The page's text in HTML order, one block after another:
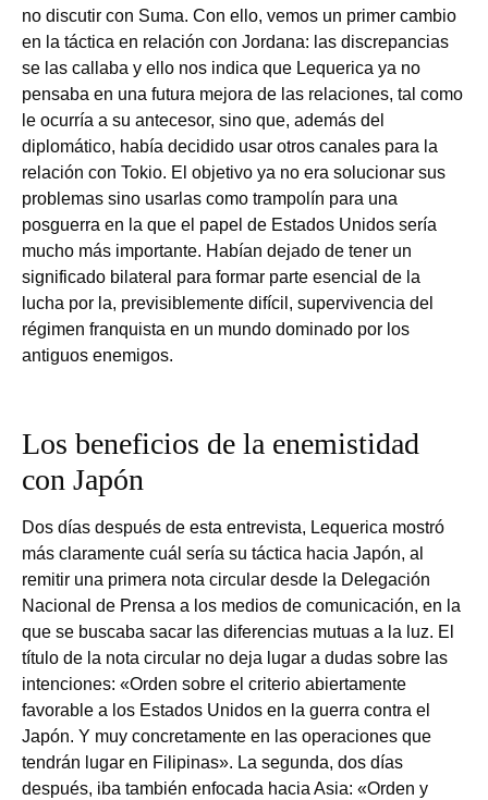
no discutir con Suma. Con ello, vemos un primer cambio
en la táctica en relación con Jordana: las discrepancias
se las callaba y ello nos indica que Lequerica ya no
pensaba en una futura mejora de las relaciones, tal como
le ocurría a su antecesor, sino que, además del
diplomático, había decidido usar otros canales para la
relación con Tokio. El objetivo ya no era solucionar sus
problemas sino usarlas como trampolín para una
posguerra en la que el papel de Estados Unidos sería
mucho más importante. Habían dejado de tener un
significado bilateral para formar parte esencial de la
lucha por la, previsiblemente difícil, supervivencia del
régimen franquista en un mundo dominado por los
antiguos enemigos.
Los beneficios de la enemistidad
con Japón
Dos días después de esta entrevista, Lequerica mostró
más claramente cuál sería su táctica hacia Japón, al
remitir una primera nota circular desde la Delegación
Nacional de Prensa a los medios de comunicación, en la
que se buscaba sacar las diferencias mutuas a la luz. El
título de la nota circular no deja lugar a dudas sobre las
intenciones: «Orden sobre el criterio abiertamente
favorable a los Estados Unidos en la guerra contra el
Japón. Y muy concretamente en las operaciones que
tendrán lugar en Filipinas». La segunda, dos días
después, iba también enfocada hacia Asia: «Orden y